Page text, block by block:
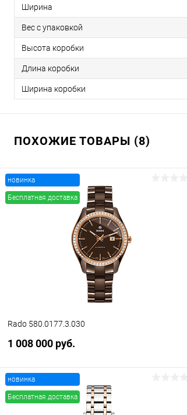
Ширина
Вес с упаковкой
Высота коробки
Длина коробки
Ширина коробки
ПОХОЖИЕ ТОВАРЫ (8)
новинка
Бесплатная доставка
Rado 580.0177.3.030
1 008 000 руб.
В корзину
новинка
Бесплатная доставка